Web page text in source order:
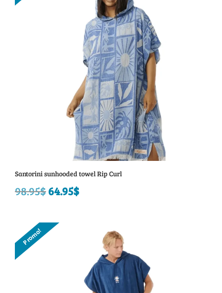
64.95$.
Santorini sunhooded towel Rip Curl
98.95$Le
initial
64.95$
actuel
64.95$.
Promo!